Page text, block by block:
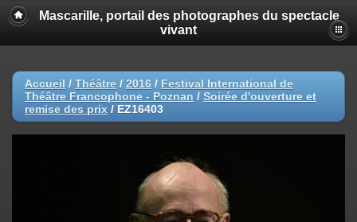
Mascarille, portail des photographes du spectacle
vivant
Accueil / Théâtre / 2016 / Festival International de
Théâtre Francophone - Poznan / Soirée d'ouverture et
remise des prix / EZ16403